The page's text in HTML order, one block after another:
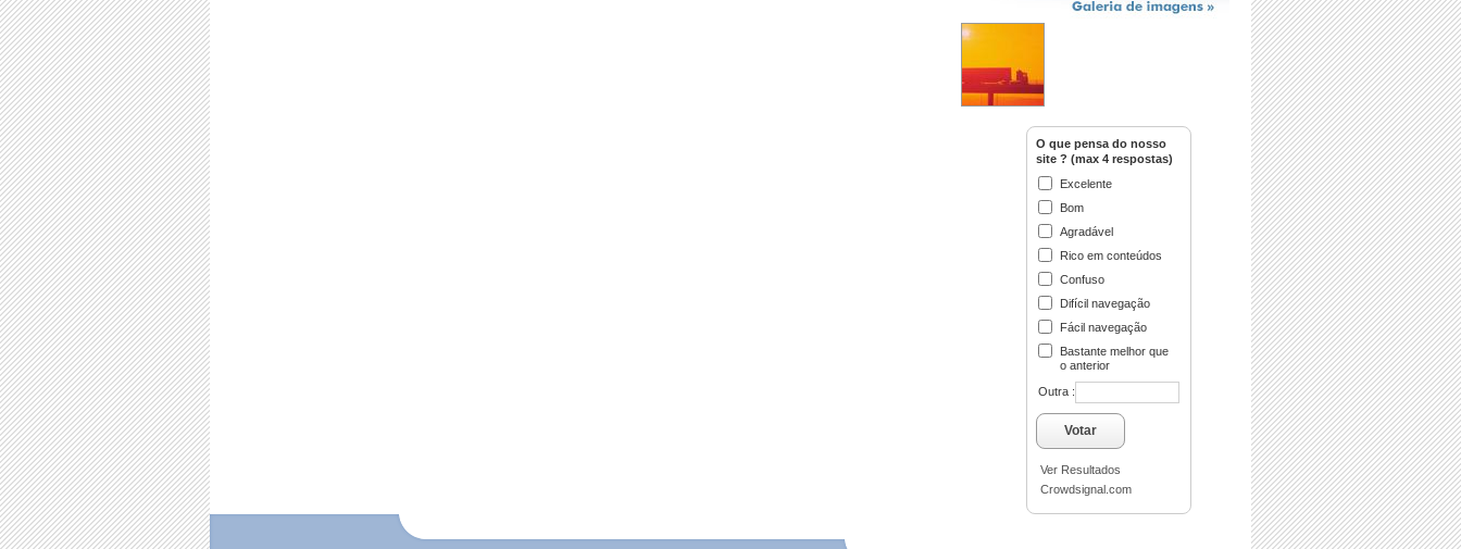
O que pensa do nosso
site ? (max 4 respostas)
Excelente
Bom
Agradável
Rico em conteúdos
Confuso
Difícil navegação
Fácil navegação
Bastante melhor que
o anterior
Outra :
Votar
Ver Resultados
Crowdsignal.com